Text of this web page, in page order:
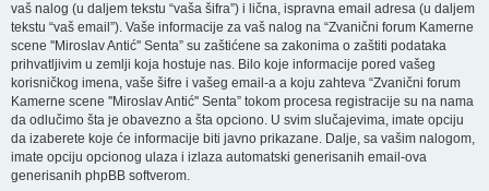
vaš nalog (u daljem tekstu “vaša šifra”) i lična, ispravna email adresa (u daljem
tekstu “vaš email”). Vaše informacije za vaš nalog na “Zvanični forum Kamerne
scene ''Miroslav Antić'' Senta” su zaštićene sa zakonima o zaštiti podataka
prihvatljivim u zemlji koja hostuje nas. Bilo koje informacije pored vašeg
korisničkog imena, vaše šifre i vašeg email-a a koju zahteva “Zvanični forum
Kamerne scene ''Miroslav Antić'' Senta” tokom procesa registracije su na nama
da odlučimo šta je obavezno a šta opciono. U svim slučajevima, imate opciju
da izaberete koje će informacije biti javno prikazane. Dalje, sa vašim nalogom,
imate opciju opcionog ulaza i izlaza automatski generisanih email-ova
generisanih phpBB softverom.